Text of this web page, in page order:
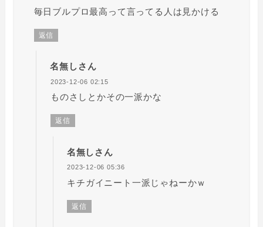
毎日ブルプロ最高って言ってる人は見かける
返信
名無しさん
2023-12-06 02:15
ものさしとかその一派かな
返信
名無しさん
2023-12-06 05:36
キチガイニート一派じゃねーかｗ
返信